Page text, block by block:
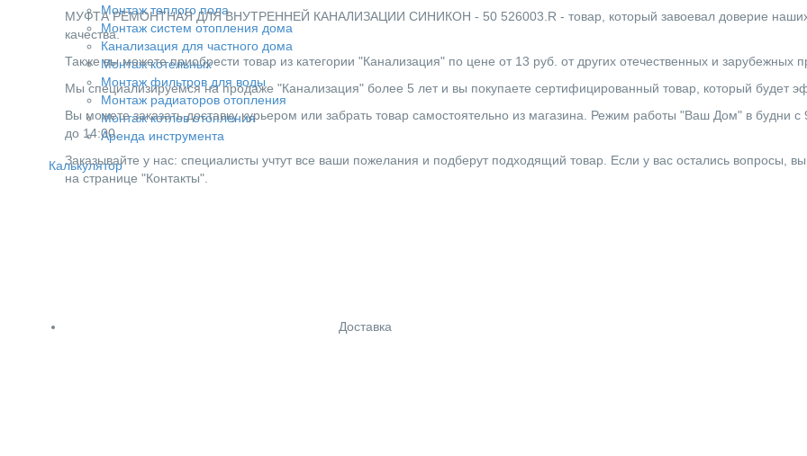
Монтаж теплого пола
Монтаж систем отопления дома
Канализация для частного дома
Монтаж котельных
Монтаж фильтров для воды
Монтаж радиаторов отопления
Монтаж котлов отопления
Аренда инструмента
Калькулятор
МУФТА РЕМОНТНАЯ ДЛЯ ВНУТРЕННЕЙ КАНАЛИЗАЦИИ СИНИКОН - 50 526003.R - товар, который завоевал доверие наших
качества.
Также вы можете приобрести товар из категории "Канализация" по цене от 13 руб. от других отечественных и зарубежных
Мы специализируемся на продаже "Канализация" более 5 лет и вы покупаете сертифицированный товар, который будет
Вы можете заказать доставку курьером или забрать товар самостоятельно из магазина. Режим работы "Ваш Дом" в будни
до 14:00.
Заказывайте у нас: специалисты учтут все ваши пожелания и подберут подходящий товар. Если у вас остались вопросы,
на странице "Контакты".
Доставка